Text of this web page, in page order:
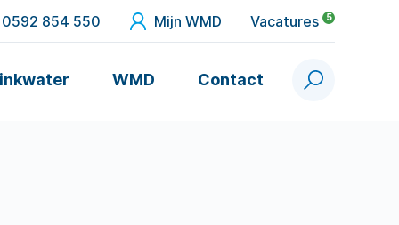
0592 854 550 Mijn WMD Vacatures 5
WMD Contact Zoek